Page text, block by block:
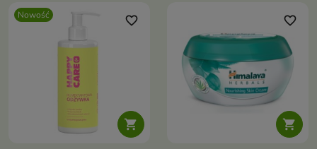
pantenolem, proteinami
roślinnymi, proteinami pszenicy
oraz olejkami eterycznymi z
neroli i may chang zawiera 95%
składników pochodzenia
Nowość

favorite_border

favorite_border